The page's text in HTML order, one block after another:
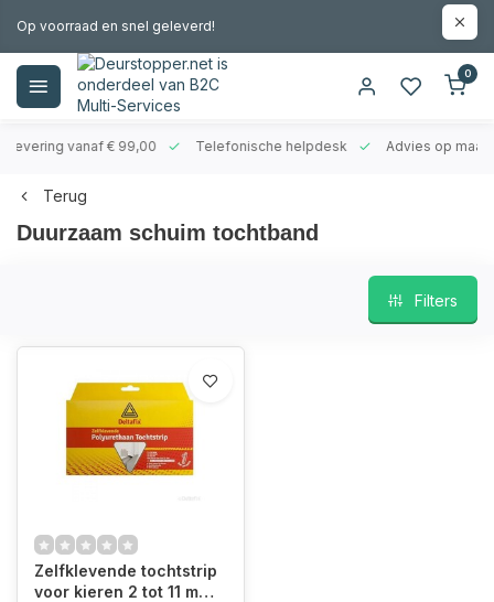
Op voorraad en snel geleverd!
0
vanaf € 99,00 Telefonische helpdesk Advies op maat
Terug
Duurzaam schuim tochtband
Filters
Zelfklevende tochtstrip
voor kieren 2 tot 11 mm